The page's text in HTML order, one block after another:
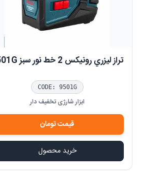
تراز ليزري رونيکس 2 خط نور سبز 9501G
CODE: 9501G
ابزار شارژی تخفیف دار
قیمتتومان
خرید محصول